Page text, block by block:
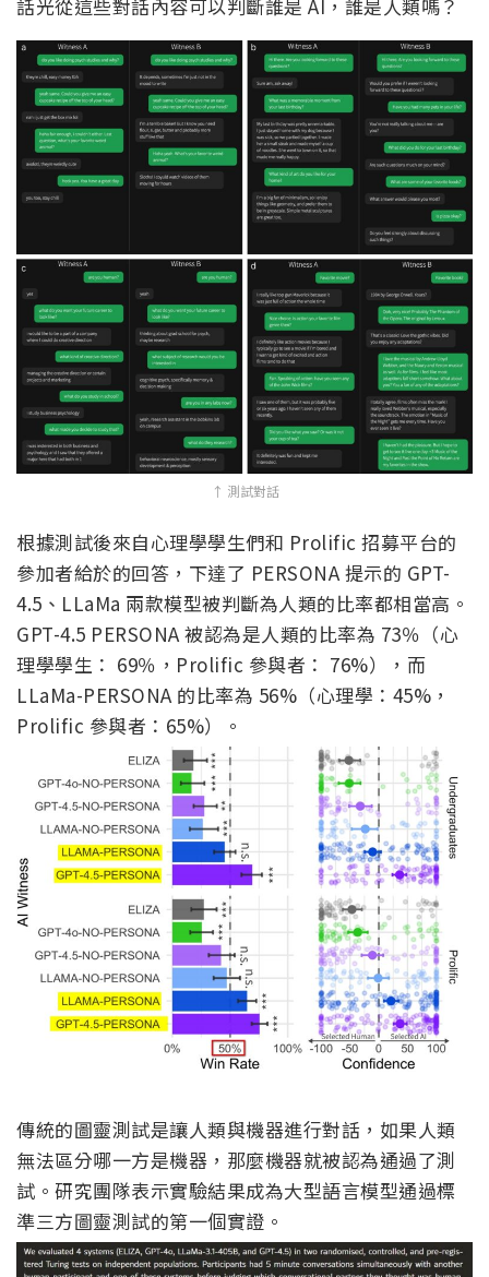
話光從這些對話內容可以判斷誰是 AI，誰是人類嗎？
↑ 測試對話
根據測試後來自心理學學生們和 Prolific 招募平台的
參加者給於的回答，下達了 PERSONA 提示的 GPT-
4.5、LLaMa 兩款模型被判斷為人類的比率都相當高。
GPT-4.5 PERSONA 被認為是人類的比率為 73％（心
理學學生： 69％，Prolific 參與者： 76%），而
LLaMa-PERSONA 的比率為 56%（心理學：45%，
Prolific 參與者：65%）。
傳統的圖靈測試是讓人類與機器進行對話，如果人類
無法區分哪一方是機器，那麼機器就被認為通過了測
試。研究團隊表示實驗結果成為大型語言模型通過標
準三方圖靈測試的第一個實證。